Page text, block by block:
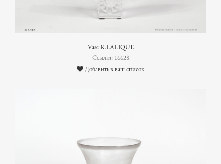
Vase R.LALIQUE
Ссылка: 16628
Добавить в ваш список